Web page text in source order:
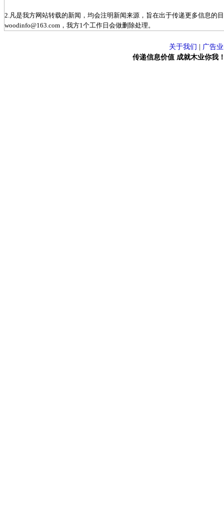
2.凡是我方网站转载的新闻，均会注明新闻来源，旨在出于传递更多信息的
woodinfo@163.com，我方1个工作日会做删除处理。
关于我们
广告
传递信息价值 成就木业你我